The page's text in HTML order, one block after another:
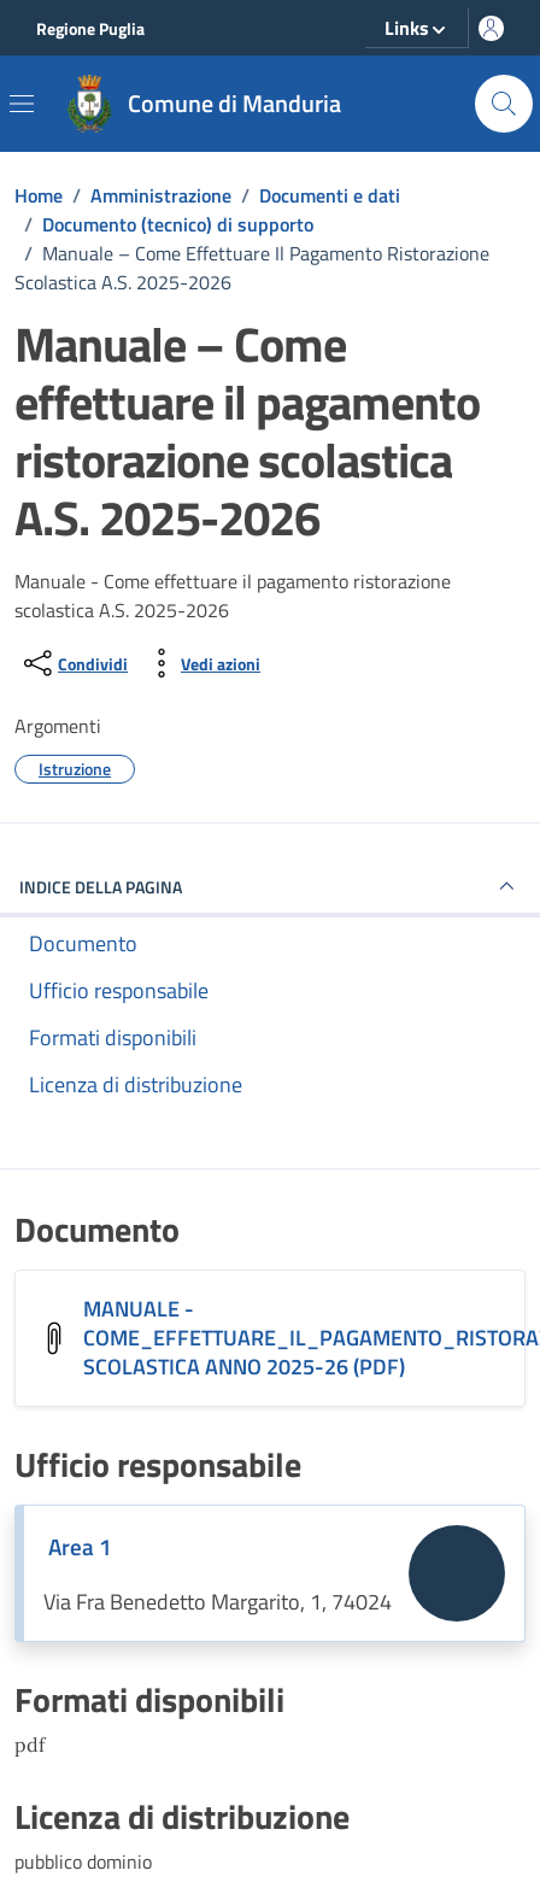
Regione Puglia Links
Comune di Manduria
Home / Amministrazione / Documenti e dati
/ Documento (tecnico) di supporto
/ Manuale – Come Effettuare Il Pagamento Ristorazione
Scolastica A.S. 2025-2026
Manuale – Come
effettuare il pagamento
ristorazione scolastica
A.S. 2025-2026
Dettagli del documento
Manuale - Come effettuare il pagamento ristorazione
scolastica A.S. 2025-2026
Condividi Vedi azioni
Argomenti
Istruzione
INDICE DELLA PAGINA
Documento
Ufficio responsabile
Formati disponibili
Licenza di distribuzione
Documento
MANUALE -
SCOLASTICA ANNO 2025-26 (PDF)
Ufficio responsabile
Area 1
Via Fra Benedetto Margarito, 1, 74024
Formati disponibili
pdf
Licenza di distribuzione
pubblico dominio